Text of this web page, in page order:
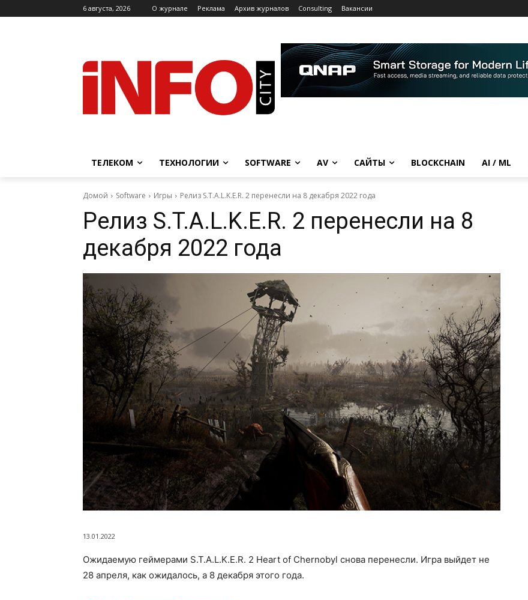
6 августа, 2026 O журнале Реклама Архив журналов Consulting Вакансии
ТЕЛЕКОМ ТЕХНОЛОГИИ SOFTWARE AV САЙТЫ BLOCKCHAIN AI / ML
Домой Software Игры Релиз S.T.A.L.K.E.R. 2 перенесли на 8 декабря 2022 года
Релиз S.T.A.L.K.E.R. 2 перенесли на 8
декабря 2022 года
13.01.2022
Ожидаемую геймерами S.T.A.L.K.E.R. 2 Heart of Chernobyl снова перенесли. Игра выйдет не
28 апреля, как ожидалось, а 8 декабря этого года.